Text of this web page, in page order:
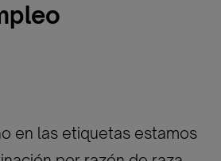
en las etiquetas estamos